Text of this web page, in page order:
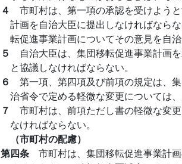
４ 市町村は、第一項の承認を受けよう
計画を自治大臣に提出しなければなら
転促進事業計画についてその意見を自
５ 自治大臣は、集団移転促進事業計画
と協議しなければならない。
６ 第一項、第四項及び前項の規定は、
治省令で定める軽微な変更については、
７ 市町村は、前項ただし書の軽微な変
なければならない。
（市町村の配慮）
第四条 市町村は、集団移転促進事業計